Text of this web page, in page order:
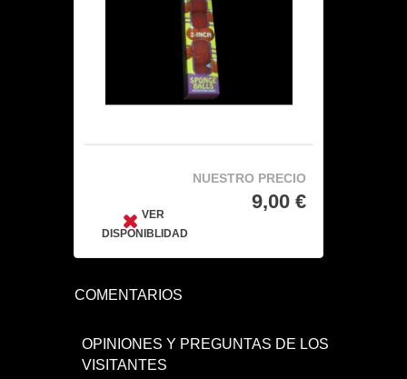
NUESTRO PRECIO
9,00 €
VER
DISPONIBLIDAD
COMENTARIOS
OPINIONES Y PREGUNTAS DE LOS
VISITANTES